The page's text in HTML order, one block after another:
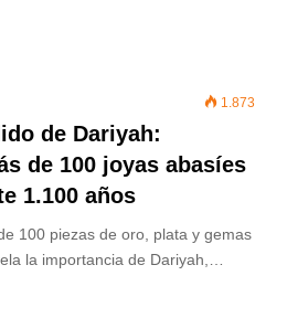
1.873
de Dariyah:
de 100 joyas abasíes
1.100 años
100 piezas de oro, plata y gemas
la importancia de Dariyah,…